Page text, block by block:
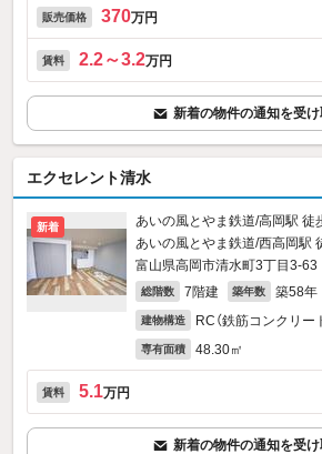
販売価格 370万円
賃料 2.2～3.2万円
新着の物件の通知を受け
エクセレント清水
新着
あいの風とやま鉄道/高岡駅 徒
あいの風とやま鉄道/西高岡駅
富山県高岡市清水町3丁目3-63
総階数 7階建 築年数 築58年
建物構造 RC（鉄筋コンクリー
専有面積 48.30㎡
賃料 5.1万円
新着の物件の通知を受け